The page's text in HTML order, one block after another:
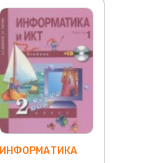
ИНФОРМАТИКА